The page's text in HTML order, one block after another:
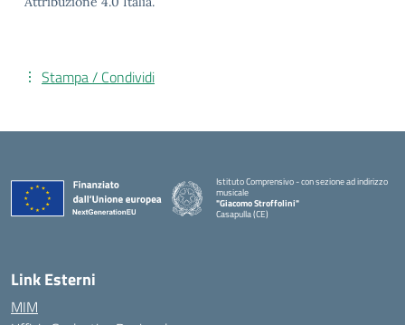
Stampa / Condividi
Istituto Comprensivo - con sezione ad indirizzo
musicale
"Giacomo Stroffolini"
Casapulla (CE)
Link Esterni
MIM